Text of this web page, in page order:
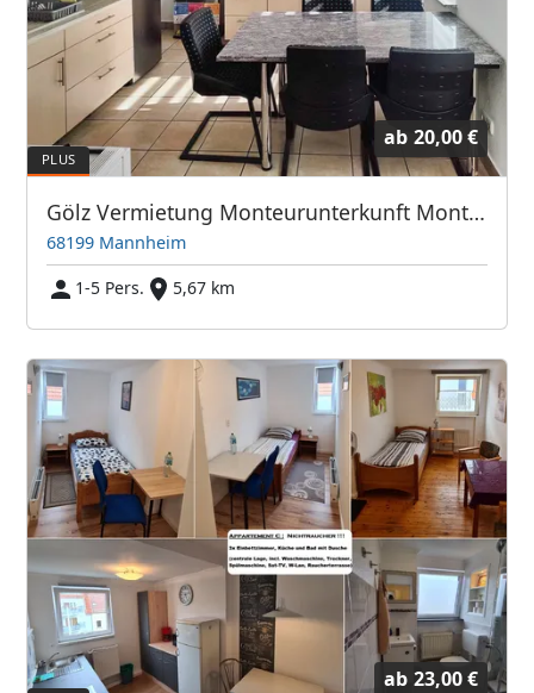
ab 20,00 €
Gölz Vermietung Monteurunterkunft Monteurzimmer Monteurwohnung Zimmer Unterkunft
68199 Mannheim
1-5 Pers.
5,67 km
ab 23,00 €